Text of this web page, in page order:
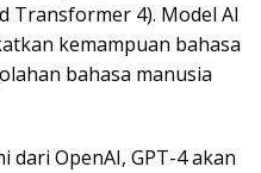
Transformer 4). Model AI
kemampuan bahasa
bahasa manusia
OpenAI, GPT-4 akan